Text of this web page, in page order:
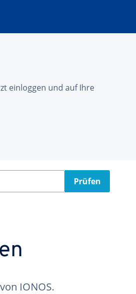
einloggen und auf Ihre
Prüfen
IONOS.